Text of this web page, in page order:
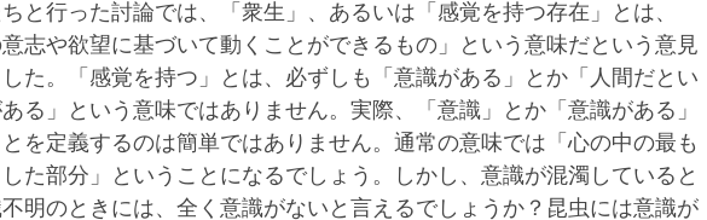
と行った討論では、「衆生」、あるいは「感覚を持つ存在」とは、
意志や欲望に基づいて動くことができるもの」という意味だという意見
た。「感覚を持つ」とは、必ずしも「意識がある」とか「人間だとい
る」という意味ではありません。実際、「意識」とか「意識がある」
を定義するのは簡単ではありません。通常の意味では「心の中の最も
た部分」ということになるでしょう。しかし、意識が混濁していると
明のときには、全く意識がないと言えるでしょうか？昆虫には意識が